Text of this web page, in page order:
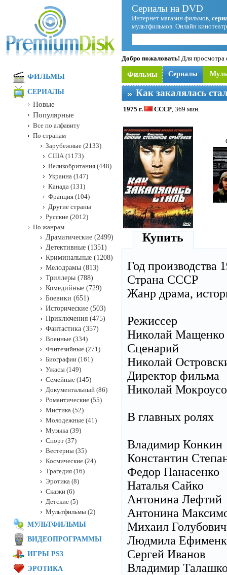
Сериалы на DVD
Интернет магазин фильмов,
мультфильмов. Онлайн
Добро пожаловать! Для просмотра
Фильмы Сериалы
Как закалялась
1975 г. СССР, 369 мин.
Купить
Год производства
Страна СССР
Жанр драма,
Режиссер
Николай Мащенко
Сценарий
Николай
Директор фильма
Николай
В главных ролях
Владимир Конкин
Константин
Федор Панасенко
Наталья Сайко
Антонина Лефтий
Антонина
Михаил Голубович
Людмила
Сергей Иванов
Владимир
ФИЛЬМЫ
СЕРИАЛЫ
Новые
Популярные
Все по алфавиту
По странам
Зарубежные (2133)
США (1173)
Великобритания (448)
Украина (147)
Канада (131)
Франция (104)
Другие страны
Русские (2012)
По жанрам
Драматические (2499)
Детективные (1351)
Криминальные (1208)
Мелодрамы (813)
Триллеры (788)
Комедийные (729)
Боевики (651)
Исторические (503)
Приключения (475)
Фантастика (357)
Военные (334)
Фэнтезийные (271)
Биографии (161)
Ужасы (149)
Семейные (145)
Документальный (86)
Романтические (55)
Мистика (52)
Молодежные (41)
Музыка (39)
Спорт (37)
Вестерны (35)
Космические (24)
Трагедия (16)
Эротика (8)
Сказки (6)
Детские (5)
Мультфильмы (2)
МУЛЬТФИЛЬМЫ
ВИДЕОПРОГРАММЫ
ИГРЫ PS3
ЭРОТИКА